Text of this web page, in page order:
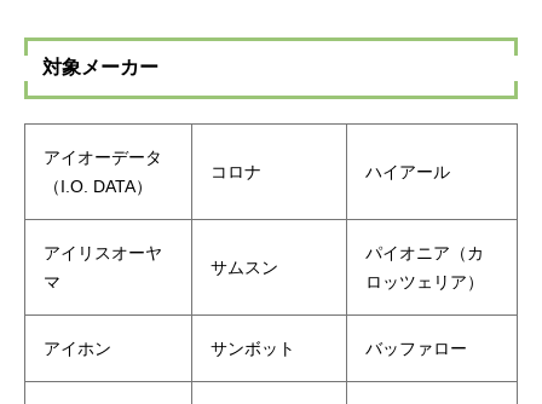
対象メーカー
アイオーデータ
（I.O. DATA）
コロナ ハイアール
アイリスオーヤ
マ
サムスン
パイオニア（カ
ロッツェリア）
アイホン サンボット バッファロー